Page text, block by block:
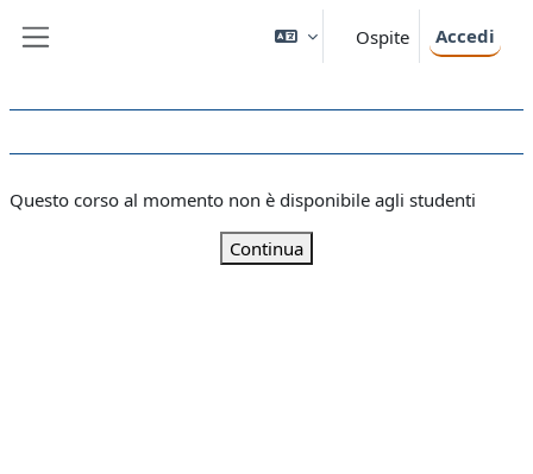
Ospite Accedi
Questo corso al momento non è disponibile agli studenti
Continua